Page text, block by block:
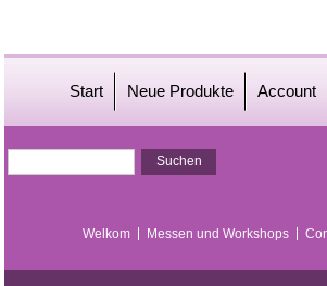
Start Neue Produkte Account
Welkom Messen und Workshops